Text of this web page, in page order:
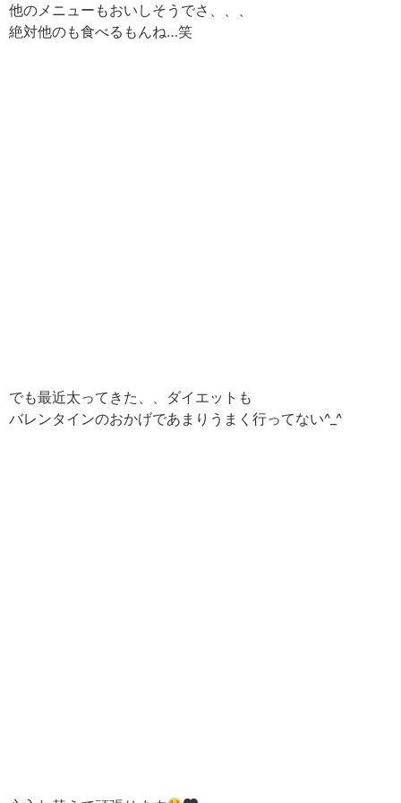
他のメニューもおいしそうでさ、、、
絶対他のも食べるもんね…笑
でも最近太ってきた、、ダイエットも
バレンタインのおかげであまりうまく行ってない^_^